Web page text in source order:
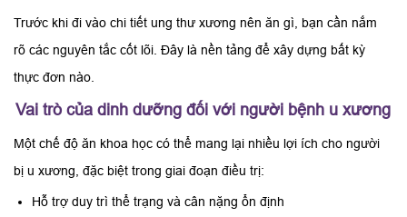
Trước khi đi vào chi tiết ung thư xương nên ăn gì, bạn cần nắm
rõ các nguyên tắc cốt lõi. Đây là nền tảng để xây dựng bất kỳ
thực đơn nào.
Vai trò của dinh dưỡng đối với người bệnh u xương
Một chế độ ăn khoa học có thể mang lại nhiều lợi ích cho người
bị u xương, đặc biệt trong giai đoạn điều trị:
Hỗ trợ duy trì thể trạng và cân nặng ổn định